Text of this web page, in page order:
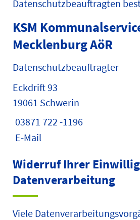
Datenschutzbeauftragten
KSM
Mecklenburg AöR
Datenschutzbeauftragter
Eckdrift 93
19061 Schwerin
03871 722 -1196
E-Mail
Widerruf Ihrer
Datenverarbeitung
Viele